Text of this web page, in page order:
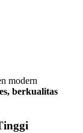
modern
berkualitas